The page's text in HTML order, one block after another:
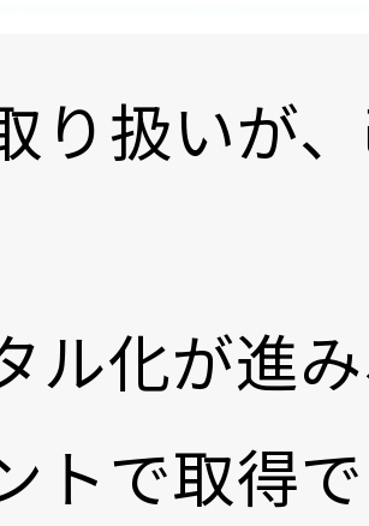
り扱いが
ル化が進
トで取得